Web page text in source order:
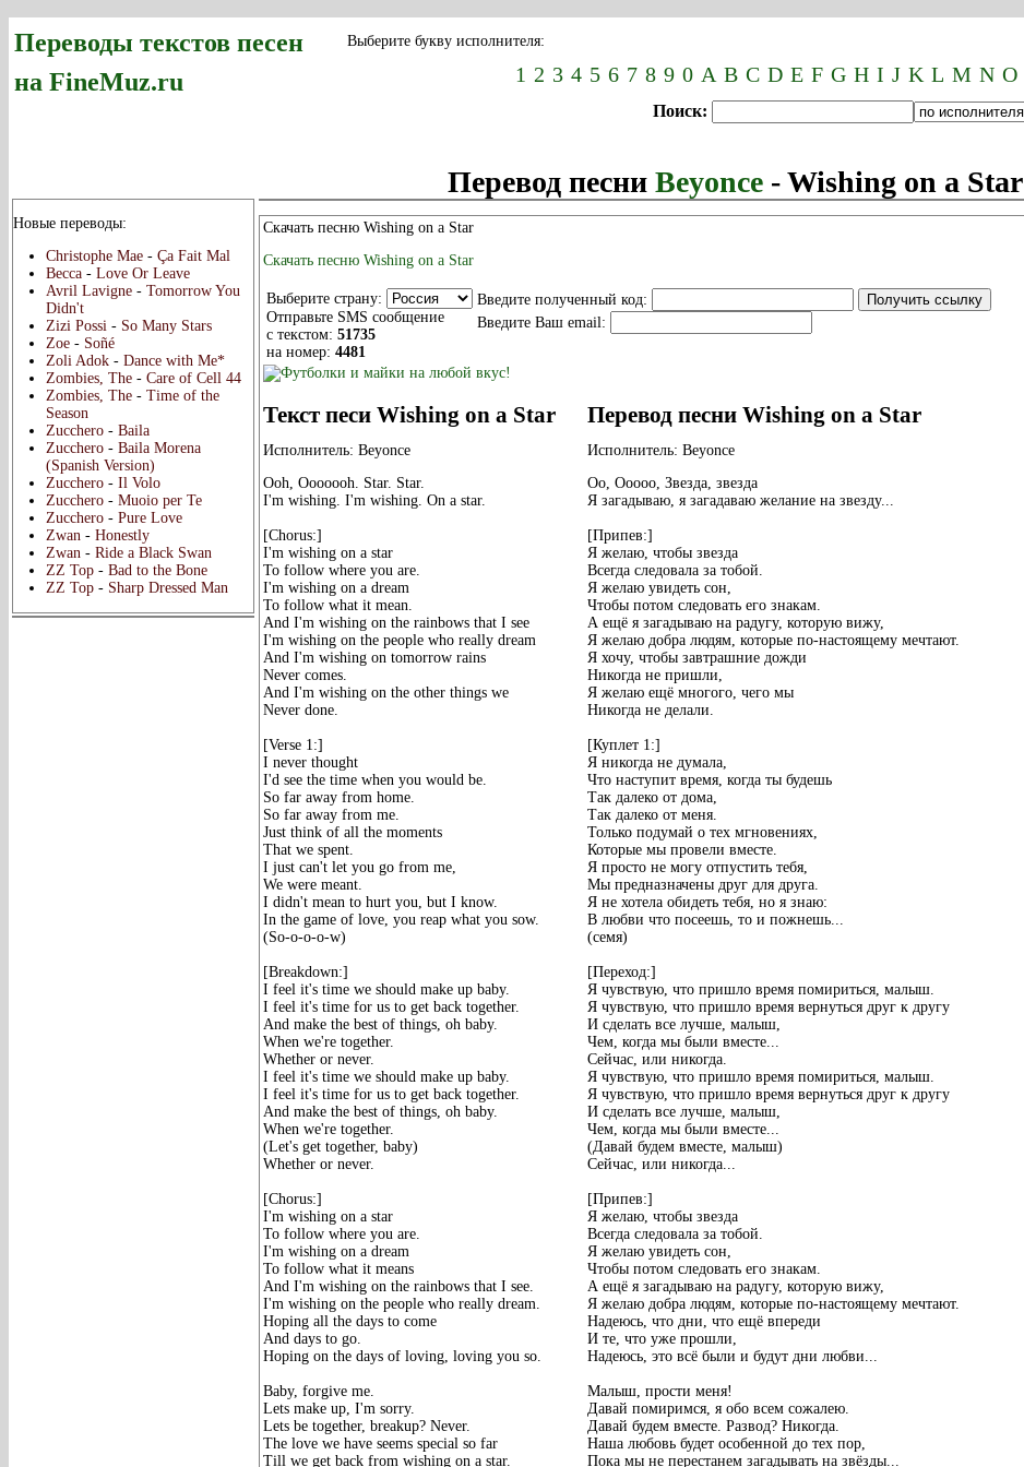
Переводы текстов песен
на FineMuz.ru
Выберите букву исполнителя:
1 2 3 4 5 6 7 8 9 0 A B C D E F G H I J K L M N O
Поиск:
Перевод песни Beyonce- Wishing on a Star
Новые переводы:
Christophe Mae - Ça Fait Mal
Becca - Love Or Leave
Avril Lavigne - Tomorrow You
Didn't
Zizi Possi - So Many Stars
Zoe - Soñé
Zoli Adok - Dance with Me*
Zombies, The - Care of Cell 44
Zombies, The - Time of the
Season
Zucchero - Baila
Zucchero - Baila Morena
(Spanish Version)
Zucchero - Il Volo
Zucchero - Muoio per Te
Zucchero - Pure Love
Zwan - Honestly
Zwan - Ride a Black Swan
ZZ Top - Bad to the Bone
ZZ Top - Sharp Dressed Man
Скачать песню Wishing on a Star
Скачать песню Wishing on a Star
Выберите страну:
Отправьте SMS сообщение
с текстом: 51735
на номер: 4481
Введите полученный код:
Введите Ваш email:
Текст песи Wishing on a Star
Исполнитель: Beyonce
Ooh, Ooooooh. Star. Star.
I'm wishing. I'm wishing. On a star.
[Chorus:]
I'm wishing on a star
To follow where you are.
I'm wishing on a dream
To follow what it mean.
And I'm wishing on the rainbows that I see
I'm wishing on the people who really dream
And I'm wishing on tomorrow rains
Never comes.
And I'm wishing on the other things we
Never done.
[Verse 1:]
I never thought
I'd see the time when you would be.
So far away from home.
So far away from me.
Just think of all the moments
That we spent.
I just can't let you go from me,
We were meant.
I didn't mean to hurt you, but I know.
In the game of love, you reap what you sow.
(So-o-o-o-w)
[Breakdown:]
I feel it's time we should make up baby.
I feel it's time for us to get back together.
And make the best of things, oh baby.
When we're together.
Whether or never.
I feel it's time we should make up baby.
I feel it's time for us to get back together.
And make the best of things, oh baby.
When we're together.
(Let's get together, baby)
Whether or never.
[Chorus:]
I'm wishing on a star
To follow where you are.
I'm wishing on a dream
To follow what it means
And I'm wishing on the rainbows that I see.
I'm wishing on the people who really dream.
Hoping all the days to come
And days to go.
Hoping on the days of loving, loving you so.
Baby, forgive me.
Lets make up, I'm sorry.
Lets be together, breakup? Never.
The love we have seems special so far
Till we get back from wishing on a star.
Перевод песни Wishing on a Star
Исполнитель: Beyonce
Оо, Ооооо, Звезда, звезда
Я загадываю, я загадаваю желание на звезду...
[Припев:]
Я желаю, чтобы звезда
Всегда следовала за тобой.
Я желаю увидеть сон,
Чтобы потом следовать его знакам.
А ещё я загадываю на радугу, которую вижу,
Я желаю добра людям, которые по-настоящему мечтают.
Я хочу, чтобы завтрашние дожди
Никогда не пришли,
Я желаю ещё многого, чего мы
Никогда не делали.
[Куплет 1:]
Я никогда не думала,
Что наступит время, когда ты будешь
Так далеко от дома,
Так далеко от меня.
Только подумай о тех мгновениях,
Которые мы провели вместе.
Я просто не могу отпустить тебя,
Мы предназначены друг для друга.
Я не хотела обидеть тебя, но я знаю:
В любви что посеешь, то и пожнешь...
(семя)
[Переход:]
Я чувствую, что пришло время помириться, малыш.
Я чувствую, что пришло время вернуться друг к другу
И сделать все лучше, малыш,
Чем, когда мы были вместе...
Сейчас, или никогда.
Я чувствую, что пришло время помириться, малыш.
Я чувствую, что пришло время вернуться друг к другу
И сделать все лучше, малыш,
Чем, когда мы были вместе...
(Давай будем вместе, малыш)
Сейчас, или никогда...
[Припев:]
Я желаю, чтобы звезда
Всегда следовала за тобой.
Я желаю увидеть сон,
Чтобы потом следовать его знакам.
А ещё я загадываю на радугу, которую вижу,
Я желаю добра людям, которые по-настоящему мечтают.
Надеюсь, что дни, что ещё впереди
И те, что уже прошли,
Надеюсь, это всё были и будут дни любви...
Малыш, прости меня!
Давай помиримся, я обо всем сожалею.
Давай будем вместе. Развод? Никогда.
Наша любовь будет особенной до тех пор,
Пока мы не перестанем загадывать на звёзды...